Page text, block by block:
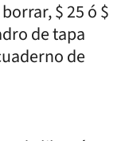
$ 25 ó $
de tapa
de